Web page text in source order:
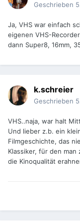
Geschrieben
Ja, VHS war einfach
eigenen VHS-
dann Super8, 16mm,
k.schreier
Geschrieben
VHS..naja, war halt
Und lieber z.b. ein
Filmgeschichte, das
Klassiker, für den
die Kinoqualität